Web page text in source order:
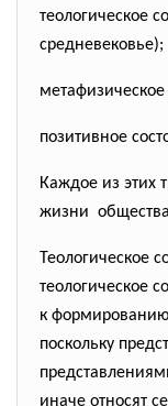
теологическое
средневековье);
метафизическое
позитивное
Каждое из этих
жизни
Теологическое
теологическое
к
поскольку
иначе относят